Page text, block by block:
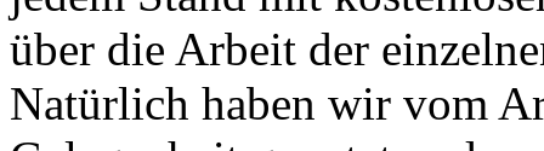
über die Arbeit der
Natürlich haben wir vom